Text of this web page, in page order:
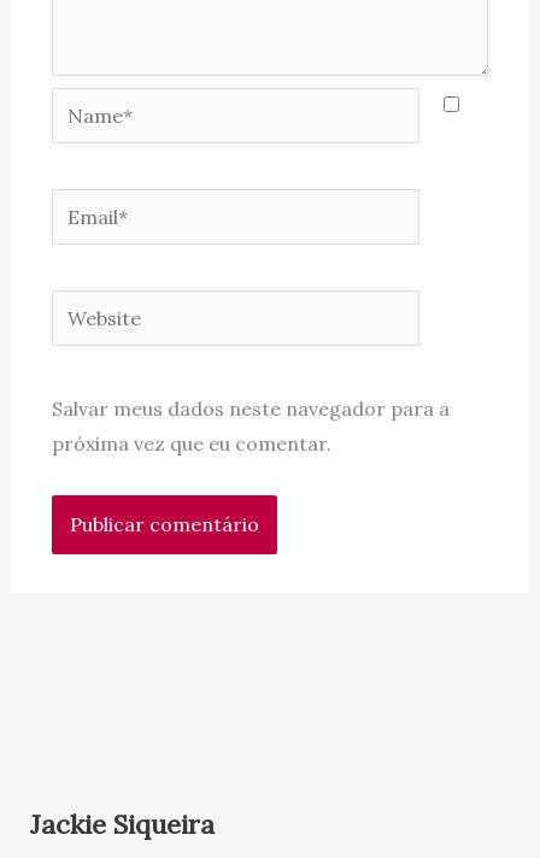
Name*
Email*
Website
Salvar meus dados neste navegador para a
próxima vez que eu comentar.
Jackie Siqueira